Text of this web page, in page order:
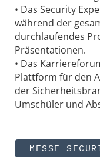
• Das Security
während der
durchlaufendes
Präsentationen.
• Das
Plattform für den
der
Umschüler und
MESSE